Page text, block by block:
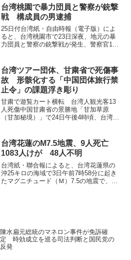
態が明らかとなり、台湾教育省は2026年7
月28日、法務省や...
台湾桃園で暴力団員と警察が銃撃
戦 構成員の男逮捕
25日付台湾紙・自由時報（電子版）によ
ると、台湾桃園市で23日深夜、地元の暴
力団員と警察の銃撃戦が発生、警察官1人
する、楊景隆容疑者（43）を殺人未遂容
疑などで逮捕した...
台湾ツアー団体、甘粛省で死傷事
故 形骸化する「中国団体旅行禁
止令」の課題浮き彫り
甘粛で遊覧カート横転 台湾人観光客13
人死傷中国甘粛省の景勝地「甘加草原
（甘加秘境）」で24日午後4時頃、台湾人
の緊張を背景に、台湾政府は現在も旅行
社による中国へ...
台湾花蓮のM7.5地震、9人死亡
1083人けが 48人不明
台湾紙・聯合報によると、台湾花蓮県の
沖25キロの海域で3日午前7時58分に起き
たマグニチュード（Ｍ）7.5の地震で、中
陳水扁元総統のマネロン事件が免訴確
定 時効成立を巡る司法判断と国民党の
反発